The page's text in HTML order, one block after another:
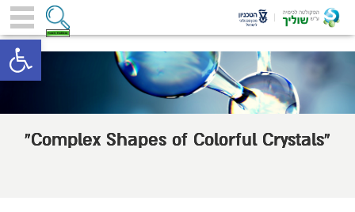
“Complex Shapes of Colorful Crystals”